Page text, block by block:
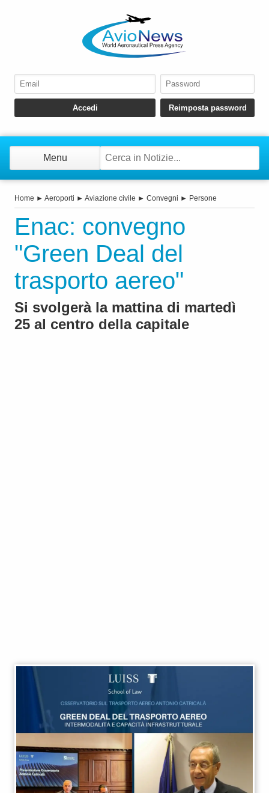
Menu
Home ► Aeroporti ► Aviazione civile ► Convegni ► Persone
Enac: convegno
"Green Deal del
trasporto aereo"
Si svolgerà la mattina di martedì
25 al centro della capitale